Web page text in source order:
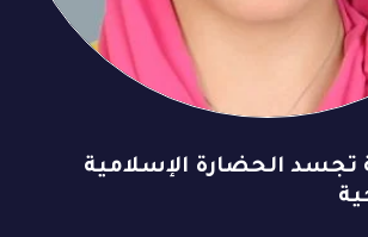
تجسد الحضارة الإسلامية